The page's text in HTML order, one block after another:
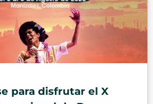
para disfrutar el X